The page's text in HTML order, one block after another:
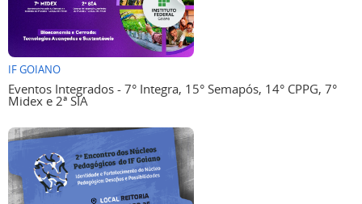
IF GOIANO
Eventos Integrados - 7° Integra, 15° Semapós, 14° CPPG, 7°
Midex e 2ª SIA